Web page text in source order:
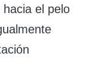
el pelo